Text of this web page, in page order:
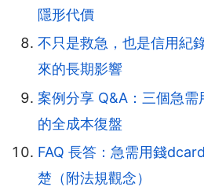
隱形代價
不只是救急，也是信用紀
來的長期影響
案例分享 Q&A：三個急
的全成本復盤
FAQ 長答：急需用錢
楚（附法規觀念）